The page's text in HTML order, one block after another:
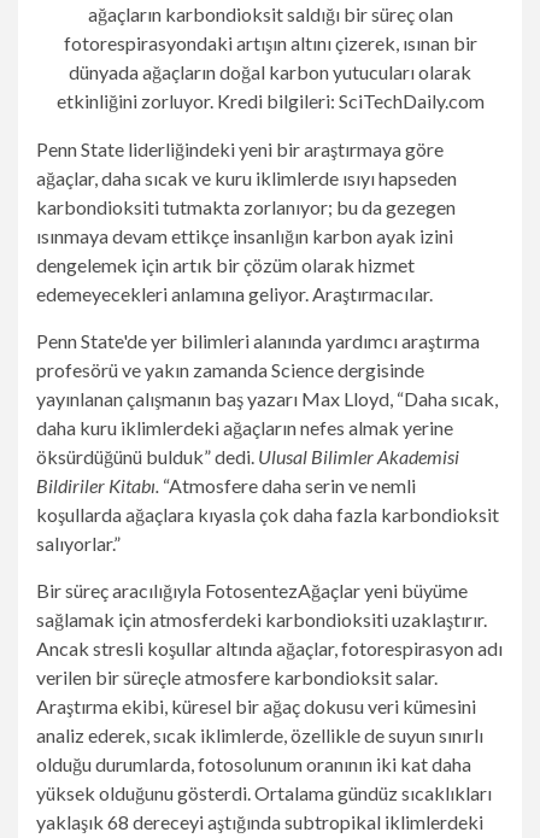
ağaçların karbondioksit saldığı bir süreç olan
fotorespirasyondaki artışın altını çizerek, ısınan bir
dünyada ağaçların doğal karbon yutucuları olarak
etkinliğini zorluyor. Kredi bilgileri: SciTechDaily.com
Penn State liderliğindeki yeni bir araştırmaya göre
ağaçlar, daha sıcak ve kuru iklimlerde ısıyı hapseden
karbondioksiti tutmakta zorlanıyor; bu da gezegen
ısınmaya devam ettikçe insanlığın karbon ayak izini
dengelemek için artık bir çözüm olarak hizmet
edemeyecekleri anlamına geliyor. Araştırmacılar.
Penn State'de yer bilimleri alanında yardımcı araştırma
profesörü ve yakın zamanda Science dergisinde
yayınlanan çalışmanın baş yazarı Max Lloyd, “Daha sıcak,
daha kuru iklimlerdeki ağaçların nefes almak yerine
öksürdüğünü bulduk” dedi. Ulusal Bilimler Akademisi
Bildiriler Kitabı. “Atmosfere daha serin ve nemli
koşullarda ağaçlara kıyasla çok daha fazla karbondioksit
salıyorlar.”
Bir süreç aracılığıyla FotosentezAğaçlar yeni büyüme
sağlamak için atmosferdeki karbondioksiti uzaklaştırır.
Ancak stresli koşullar altında ağaçlar, fotorespirasyon adı
verilen bir süreçle atmosfere karbondioksit salar.
Araştırma ekibi, küresel bir ağaç dokusu veri kümesini
analiz ederek, sıcak iklimlerde, özellikle de suyun sınırlı
olduğu durumlarda, fotosolunum oranının iki kat daha
yüksek olduğunu gösterdi. Ortalama gündüz sıcaklıkları
yaklaşık 68 dereceyi aştığında subtropikal iklimlerdeki